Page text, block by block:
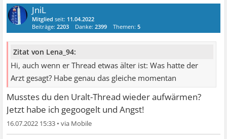
JniL
Mitglied seit: 11.04.2022
Beiträge:2203 Danke:2399 Themen:5
Zitat von Lena_94:
Hi, auch wenn er Thread etwas älter ist: Was hatte der
Arzt gesagt? Habe genau das gleiche momentan
Musstes du den Uralt-Thread wieder aufwärmen?
Jetzt habe ich gegoogelt und Angst!
16.07.2022 15:33 •